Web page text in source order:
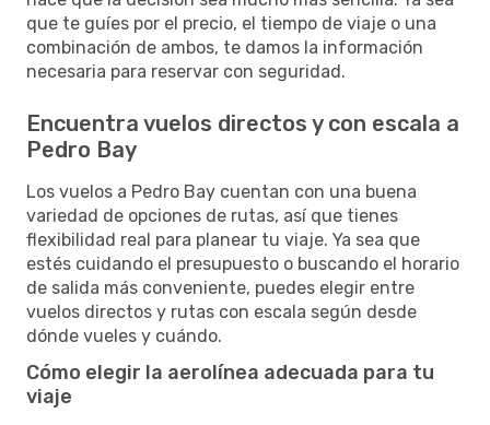
que te guíes por el precio, el tiempo de viaje o una
combinación de ambos, te damos la información
necesaria para reservar con seguridad.
Encuentra vuelos directos y con escala a
Pedro Bay
Los vuelos a Pedro Bay cuentan con una buena
variedad de opciones de rutas, así que tienes
flexibilidad real para planear tu viaje. Ya sea que
estés cuidando el presupuesto o buscando el horario
de salida más conveniente, puedes elegir entre
vuelos directos y rutas con escala según desde
dónde vueles y cuándo.
Cómo elegir la aerolínea adecuada para tu
viaje